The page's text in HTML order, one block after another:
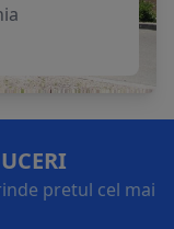
pretul cel mai